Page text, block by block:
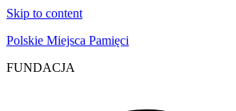
Skip to content
Polskie Miejsca Pamięci
FUNDACJA